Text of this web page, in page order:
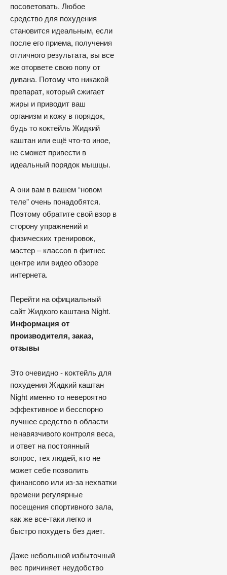
посоветовать. Любое
средство для похудения
становится идеальным, если
после его приема, получения
отличного результата, вы все
же оторвете свою попу от
дивана. Потому что никакой
препарат, который сжигает
жиры и приводит ваш
организм и кожу в порядок,
будь то коктейль Жидкий
каштан или ещё что-то иное,
не сможет привести в
идеальный порядок мышцы.
А они вам в вашем “новом
теле” очень понадобятся.
Поэтому обратите свой взор в
сторону упражнений и
физических тренировок,
мастер – классов в фитнес
центре или видео обзоре
интернета.
Перейти на официальный
сайт Жидкого каштана Night.
Информация от
производителя, заказ,
отзывы
Это очевидно - коктейль для
похудения Жидкий каштан
Night именно то невероятно
эффективное и бесспорно
лучшее средство в области
ненавязчивого контроля веса,
и ответ на постоянный
вопрос, тех людей, кто не
может себе позволить
финансово или из-за нехватки
времени регулярные
посещения спортивного зала,
как же все-таки легко и
быстро похудеть без диет.
Даже небольшой избыточный
вес причиняет неудобство